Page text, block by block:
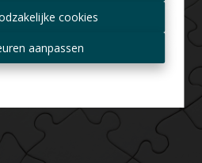
cookies
aanpassen
aanbod per mail